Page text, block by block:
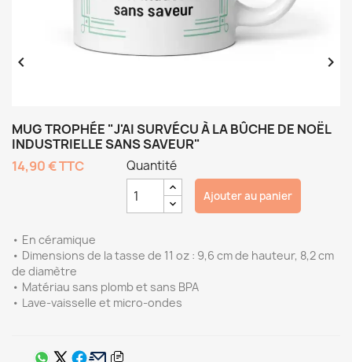
 
MUG TROPHÉE "J'AI SURVÉCU À LA BÛCHE DE NOËL
INDUSTRIELLE SANS SAVEUR"
14,90 €TTC
• En céramique
• Dimensions de la tasse de 11 oz : 9,6 cm de hauteur, 8,2 cm
de diamètre
• Matériau sans plomb et sans BPA
• Lave-vaisselle et micro-ondes
Quantité
Ajouter au panier